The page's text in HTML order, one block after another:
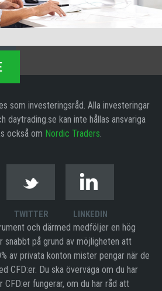
som investeringsråd. Alla investeringar
daytrading.se kan inte hållas ansvariga
också om Nordic Traders.
TWITTER LINKEDIN
och därmed medföljer en hög
snabbt på grund av möjligheten att
av privata konton mister pengar när de
CFD:er. Du ska överväga om du har
CFD:er fungerar, om du har råd att